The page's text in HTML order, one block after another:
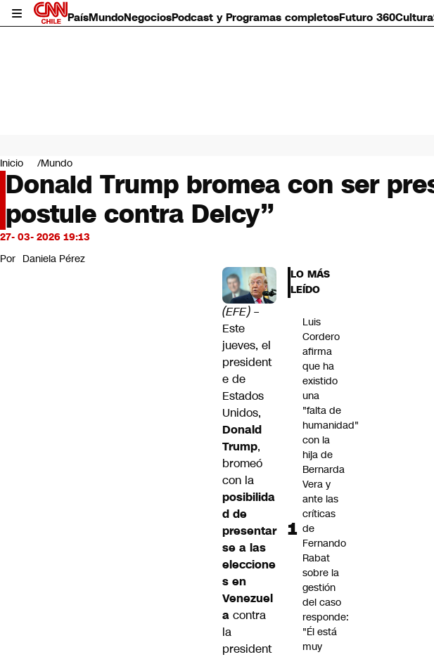
PaísMundoNegociosPodcast y Programas completosFuturo 360Cultura
Mundo
Negocios
Deportes
Programas completos
Cultura
Servicios
Bits
CNN Data
Inicio Mundo
Donald Trump bromea con ser
postule contra Delcy”
27- 03- 2026 19:13
Por Daniela Pérez
(EFE) –
Este
jueves, el
president
e de
Estados
Unidos,
Donald
Trump,
bromeó
con la
posibilida
d de
presentar
se a las
eleccione
s en
Venezuel
a contra
la
president
LO MÁS
LEÍDO
Luis
Cordero
afirma
que ha
existido
una
"falta de
humanidad"
con la
hija de
Bernarda
Vera y
ante las
críticas
de
Fernando
Rabat
sobre la
gestión
del caso
responde:
"Él está
muy